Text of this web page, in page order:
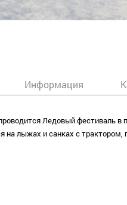
Информация
Ледовый фестиваль в
лыжах и санках с